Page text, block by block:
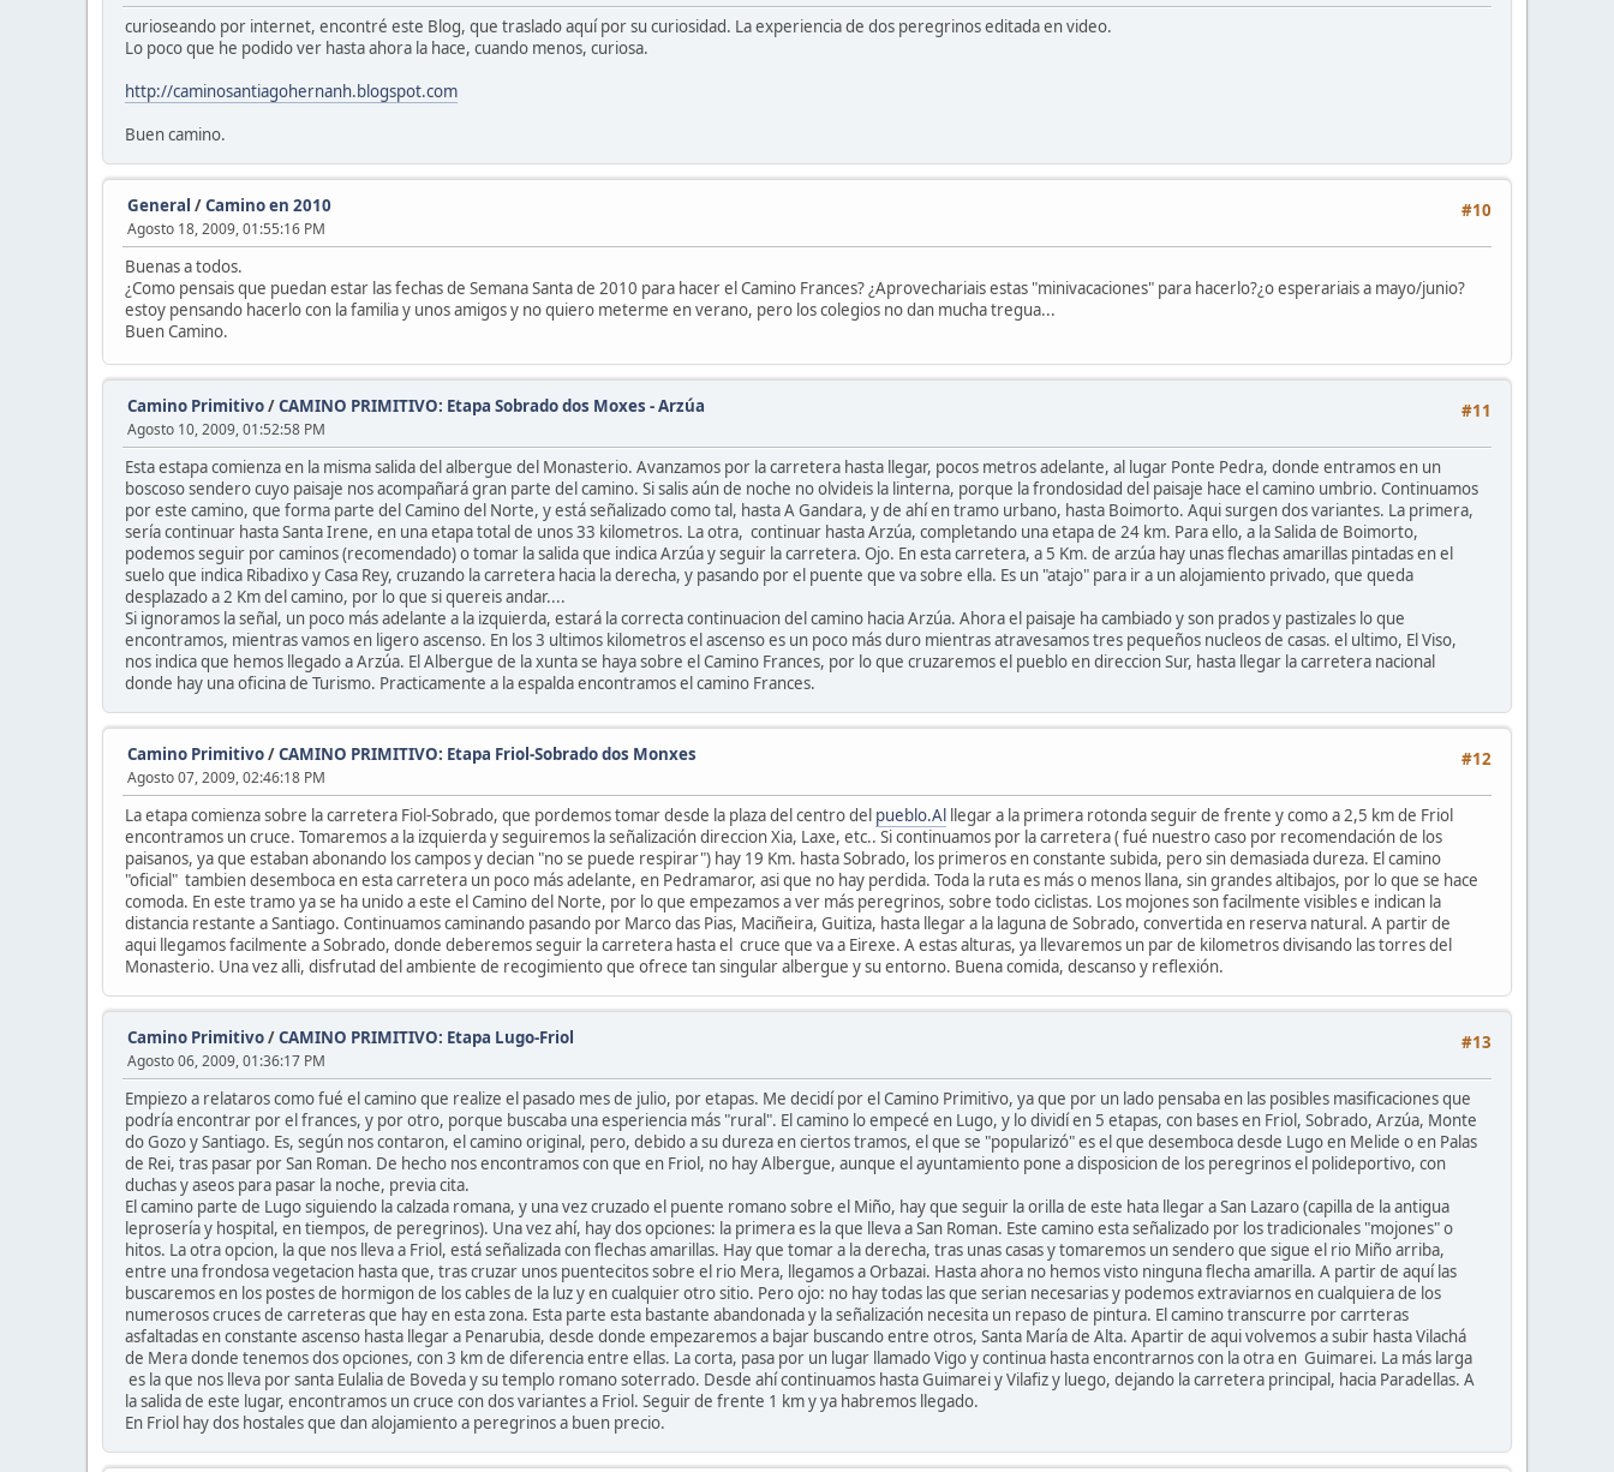
curioseando por internet, encontré este Blog, que traslado aquí por su curiosidad. La experiencia de dos peregrinos editada en video.
Lo poco que he podido ver hasta ahora la hace, cuando menos, curiosa.
http://caminosantiagohernanh.blogspot.com
Buen camino.
#10
General /Camino en 2010
Agosto 18, 2009, 01:55:16 PM
Buenas a todos.
¿Como pensais que puedan estar las fechas de Semana Santa de 2010 para hacer el Camino Frances? ¿Aprovechariais estas "minivacaciones" para hacerlo?¿o esperariais a mayo/junio?
estoy pensando hacerlo con la familia y unos amigos y no quiero meterme en verano, pero los colegios no dan mucha tregua...
Buen Camino.
#11
Camino Primitivo/CAMINO PRIMITIVO: Etapa Sobrado dos Moxes - Arzúa
Agosto 10, 2009, 01:52:58 PM
Esta estapa comienza en la misma salida del albergue del Monasterio. Avanzamos por la carretera hasta llegar, pocos metros adelante, al lugar Ponte Pedra, donde entramos en un
boscoso sendero cuyo paisaje nos acompañará gran parte del camino. Si salis aún de noche no olvideis la linterna, porque la frondosidad del paisaje hace el camino umbrio. Continuamos
por este camino, que forma parte del Camino del Norte, y está señalizado como tal, hasta A Gandara, y de ahí en tramo urbano, hasta Boimorto. Aqui surgen dos variantes. La primera,
sería continuar hasta Santa Irene, en una etapa total de unos 33 kilometros. La otra, continuar hasta Arzúa, completando una etapa de 24 km. Para ello, a la Salida de Boimorto,
podemos seguir por caminos (recomendado) o tomar la salida que indica Arzúa y seguir la carretera. Ojo. En esta carretera, a 5 Km. de arzúa hay unas flechas amarillas pintadas en el
suelo que indica Ribadixo y Casa Rey, cruzando la carretera hacia la derecha, y pasando por el puente que va sobre ella. Es un "atajo" para ir a un alojamiento privado, que queda
desplazado a 2 Km del camino, por lo que si quereis andar....
Si ignoramos la señal, un poco más adelante a la izquierda, estará la correcta continuacion del camino hacia Arzúa. Ahora el paisaje ha cambiado y son prados y pastizales lo que
encontramos, mientras vamos en ligero ascenso. En los 3 ultimos kilometros el ascenso es un poco más duro mientras atravesamos tres pequeños nucleos de casas. el ultimo, El Viso,
nos indica que hemos llegado a Arzúa. El Albergue de la xunta se haya sobre el Camino Frances, por lo que cruzaremos el pueblo en direccion Sur, hasta llegar la carretera nacional
donde hay una oficina de Turismo. Practicamente a la espalda encontramos el camino Frances.
#12
Camino Primitivo/CAMINO PRIMITIVO: Etapa Friol-Sobrado dos Monxes
Agosto 07, 2009, 02:46:18 PM
La etapa comienza sobre la carretera Fiol-Sobrado, que pordemos tomar desde la plaza del centro del pueblo.Al llegar a la primera rotonda seguir de frente y como a 2,5 km de Friol
encontramos un cruce. Tomaremos a la izquierda y seguiremos la señalización direccion Xia, Laxe, etc.. Si continuamos por la carretera ( fué nuestro caso por recomendación de los
paisanos, ya que estaban abonando los campos y decian "no se puede respirar") hay 19 Km. hasta Sobrado, los primeros en constante subida, pero sin demasiada dureza. El camino
"oficial" tambien desemboca en esta carretera un poco más adelante, en Pedramaror, asi que no hay perdida. Toda la ruta es más o menos llana, sin grandes altibajos, por lo que se hace
comoda. En este tramo ya se ha unido a este el Camino del Norte, por lo que empezamos a ver más peregrinos, sobre todo ciclistas. Los mojones son facilmente visibles e indican la
distancia restante a Santiago. Continuamos caminando pasando por Marco das Pias, Maciñeira, Guitiza, hasta llegar a la laguna de Sobrado, convertida en reserva natural. A partir de
aqui llegamos facilmente a Sobrado, donde deberemos seguir la carretera hasta el cruce que va a Eirexe. A estas alturas, ya llevaremos un par de kilometros divisando las torres del
Monasterio. Una vez alli, disfrutad del ambiente de recogimiento que ofrece tan singular albergue y su entorno. Buena comida, descanso y reflexión.
#13
Camino Primitivo/CAMINO PRIMITIVO: Etapa Lugo-Friol
Agosto 06, 2009, 01:36:17 PM
Empiezo a relataros como fué el camino que realize el pasado mes de julio, por etapas. Me decidí por el Camino Primitivo, ya que por un lado pensaba en las posibles masificaciones que
podría encontrar por el frances, y por otro, porque buscaba una esperiencia más "rural". El camino lo empecé en Lugo, y lo dividí en 5 etapas, con bases en Friol, Sobrado, Arzúa, Monte
do Gozo y Santiago. Es, según nos contaron, el camino original, pero, debido a su dureza en ciertos tramos, el que se "popularizó" es el que desemboca desde Lugo en Melide o en Palas
de Rei, tras pasar por San Roman. De hecho nos encontramos con que en Friol, no hay Albergue, aunque el ayuntamiento pone a disposicion de los peregrinos el polideportivo, con
duchas y aseos para pasar la noche, previa cita.
El camino parte de Lugo siguiendo la calzada romana, y una vez cruzado el puente romano sobre el Miño, hay que seguir la orilla de este hata llegar a San Lazaro (capilla de la antigua
leprosería y hospital, en tiempos, de peregrinos). Una vez ahí, hay dos opciones: la primera es la que lleva a San Roman. Este camino esta señalizado por los tradicionales "mojones" o
hitos. La otra opcion, la que nos lleva a Friol, está señalizada con flechas amarillas. Hay que tomar a la derecha, tras unas casas y tomaremos un sendero que sigue el rio Miño arriba,
entre una frondosa vegetacion hasta que, tras cruzar unos puentecitos sobre el rio Mera, llegamos a Orbazai. Hasta ahora no hemos visto ninguna flecha amarilla. A partir de aquí las
buscaremos en los postes de hormigon de los cables de la luz y en cualquier otro sitio. Pero ojo: no hay todas las que serian necesarias y podemos extraviarnos en cualquiera de los
numerosos cruces de carreteras que hay en esta zona. Esta parte esta bastante abandonada y la señalización necesita un repaso de pintura. El camino transcurre por carrteras
asfaltadas en constante ascenso hasta llegar a Penarubia, desde donde empezaremos a bajar buscando entre otros, Santa María de Alta. Apartir de aqui volvemos a subir hasta Vilachá
de Mera donde tenemos dos opciones, con 3 km de diferencia entre ellas. La corta, pasa por un lugar llamado Vigo y continua hasta encontrarnos con la otra en Guimarei. La más larga
es la que nos lleva por santa Eulalia de Boveda y su templo romano soterrado. Desde ahí continuamos hasta Guimarei y Vilafiz y luego, dejando la carretera principal, hacia Paradellas. A
la salida de este lugar, encontramos un cruce con dos variantes a Friol. Seguir de frente 1 km y ya habremos llegado.
En Friol hay dos hostales que dan alojamiento a peregrinos a buen precio.